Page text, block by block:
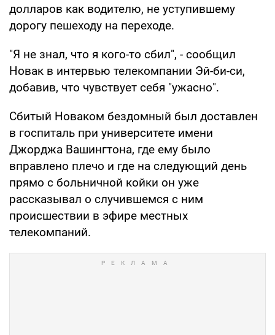
долларов как водителю, не уступившему
дорогу пешеходу на переходе.
"Я не знал, что я кого-то сбил", - сообщил
Новак в интервью телекомпании Эй-би-си,
добавив, что чувствует себя "ужасно".
Сбитый Новаком бездомный был доставлен
в госпиталь при университете имени
Джорджа Вашингтона, где ему было
вправлено плечо и где на следующий день
прямо с больничной койки он уже
рассказывал о случившемся с ним
происшествии в эфире местных
телекомпаний.